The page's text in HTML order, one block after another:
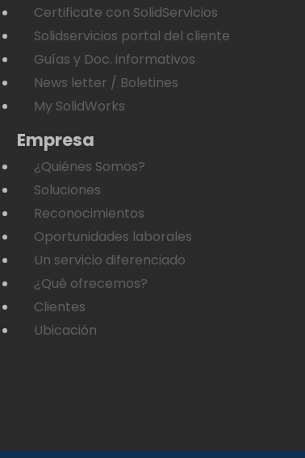
Certificate con SolidServicios
Solidservicios portal del cliente
Guías y Doc. informativos
News letter / Boletines
My SolidWorks
Empresa
¿Quiénes Somos?
Soluciones
Reconocimientos
Oportunidades laborales
Un servicio diferenciado
¿Qué ofrecemos?
Clientes
Ubicación